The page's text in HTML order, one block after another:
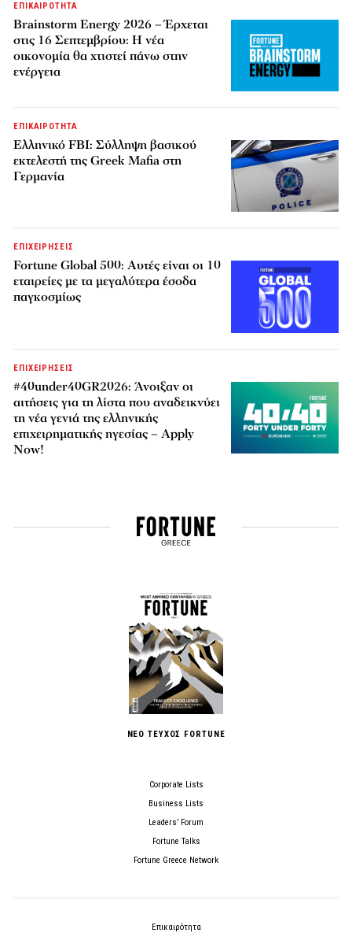
ΕΠΙΚΑΙΡΟΤΗΤΑ
Brainstorm Energy 2026 – Έρχεται
στις 16 Σεπτεμβρίου: Η νέα
οικονομία θα χτιστεί πάνω στην
ενέργεια
ΕΠΙΚΑΙΡΟΤΗΤΑ
Ελληνικό FBI: Σύλληψη βασικού
εκτελεστή της Greek Mafia στη
Γερμανία
ΕΠΙΧΕΙΡΗΣΕΙΣ
Fortune Global 500: Αυτές είναι οι 10
εταιρείες με τα μεγαλύτερα έσοδα
παγκοσμίως
ΕΠΙΧΕΙΡΗΣΕΙΣ
#40under40GR2026: Άνοιξαν οι
αιτήσεις για τη λίστα που αναδεικνύει
τη νέα γενιά της ελληνικής
επιχειρηματικής ηγεσίας – Apply
Now!
ΝΕΟ ΤΕΥΧΟΣ FORTUNE
Corporate Lists
Business Lists
Leaders’ Forum
Fortune Talks
Fortune Greece Network
Επικαιρότητα